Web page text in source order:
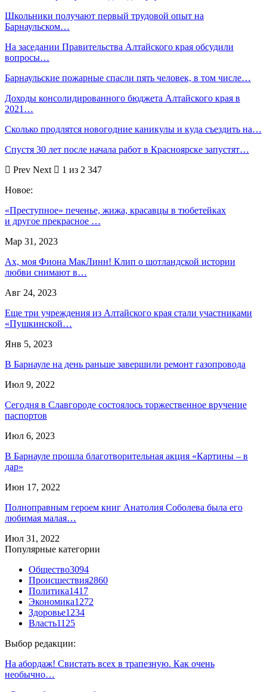
Школьники получают первый трудовой опыт на
Барнаульском…
На заседании Правительства Алтайского края обсудили
вопросы…
Барнаульские пожарные спасли пять человек, в том числе…
Доходы консолидированного бюджета Алтайского края в
2021…
Сколько продлятся новогодние каникулы и куда съездить на…
Спустя 30 лет после начала работ в Красноярске запустят…
Prev Next
1 из 2 347
Новое:
«Преступное» печенье, жижа, красавцы в тюбетейках
и другое прекрасное …
Мар 31, 2023
Ах, моя Фиона МакЛинн! Клип о шотландской истории
любви снимают в…
Авг 24, 2023
Еще три учреждения из Алтайского края стали участниками
«Пушкинской…
Янв 5, 2023
В Барнауле на день раньше завершили ремонт газопровода
Июл 9, 2022
Сегодня в Славгороде состоялось торжественное вручение
паспортов
Июл 6, 2023
В Барнауле прошла благотворительная акция «Картины – в
дар»
Июн 17, 2022
Полноправным героем книг Анатолия Соболева была его
любимая малая…
Июл 31, 2022
Популярные категории
Общество3094
Происшествия2860
Политика1417
Экономика1272
Здоровье1234
Власть1125
Выбор редакции:
На абордаж! Свистать всех в трапезную. Как очень
необычно…